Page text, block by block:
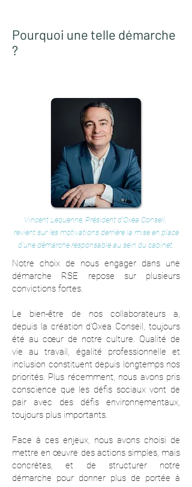
Pourquoi une telle démarche
?
Vincent Lequenne, Président d'Oxea Conseil,
revient sur les motivations derrière la mise en place
d'une démarche responsable au sein du cabinet.
Notre choix de nous engager dans une
démarche RSE repose sur plusieurs
convictions fortes.
Le bien-être de nos collaborateurs a,
depuis la création d'Oxea Conseil, toujours
été au cœur de notre culture. Qualité de
vie au travail, égalité professionnelle et
inclusion constituent depuis longtemps nos
priorités. Plus récemment, nous avons pris
conscience que les défis sociaux vont de
pair avec des défis environnementaux,
toujours plus importants.
Face à ces enjeux, nous avons choisi de
mettre en œuvre des actions simples, mais
concrètes, et de structurer notre
démarche pour donner plus de portée à